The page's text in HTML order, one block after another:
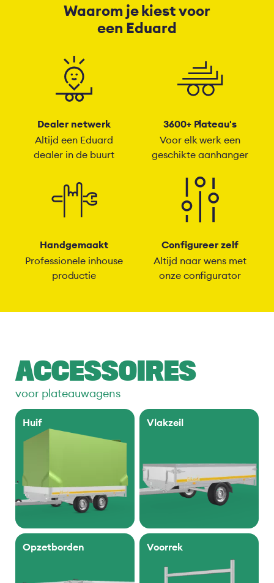
Waarom je kiest voor
een Eduard
Dealer netwerk
Altijd een Eduard
dealer in de buurt
3600+ Plateau's
Voor elk werk een
geschikte aanhanger
Handgemaakt
Professionele inhouse
productie
Configureer zelf
Altijd naar wens met
onze configurator
ACCESSOIRES
voor plateauwagens
Huif Vlakzeil
Opzetborden Voorrek